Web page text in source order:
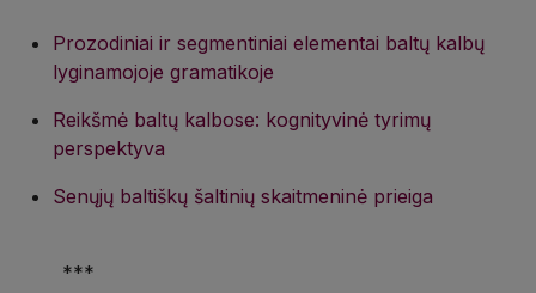
Prozodiniai ir segmentiniai elementai baltų kalbų
lyginamojoje gramatikoje
Reikšmė baltų kalbose: kognityvinė tyrimų
perspektyva
Senųjų baltiškų šaltinių skaitmeninė prieiga
***